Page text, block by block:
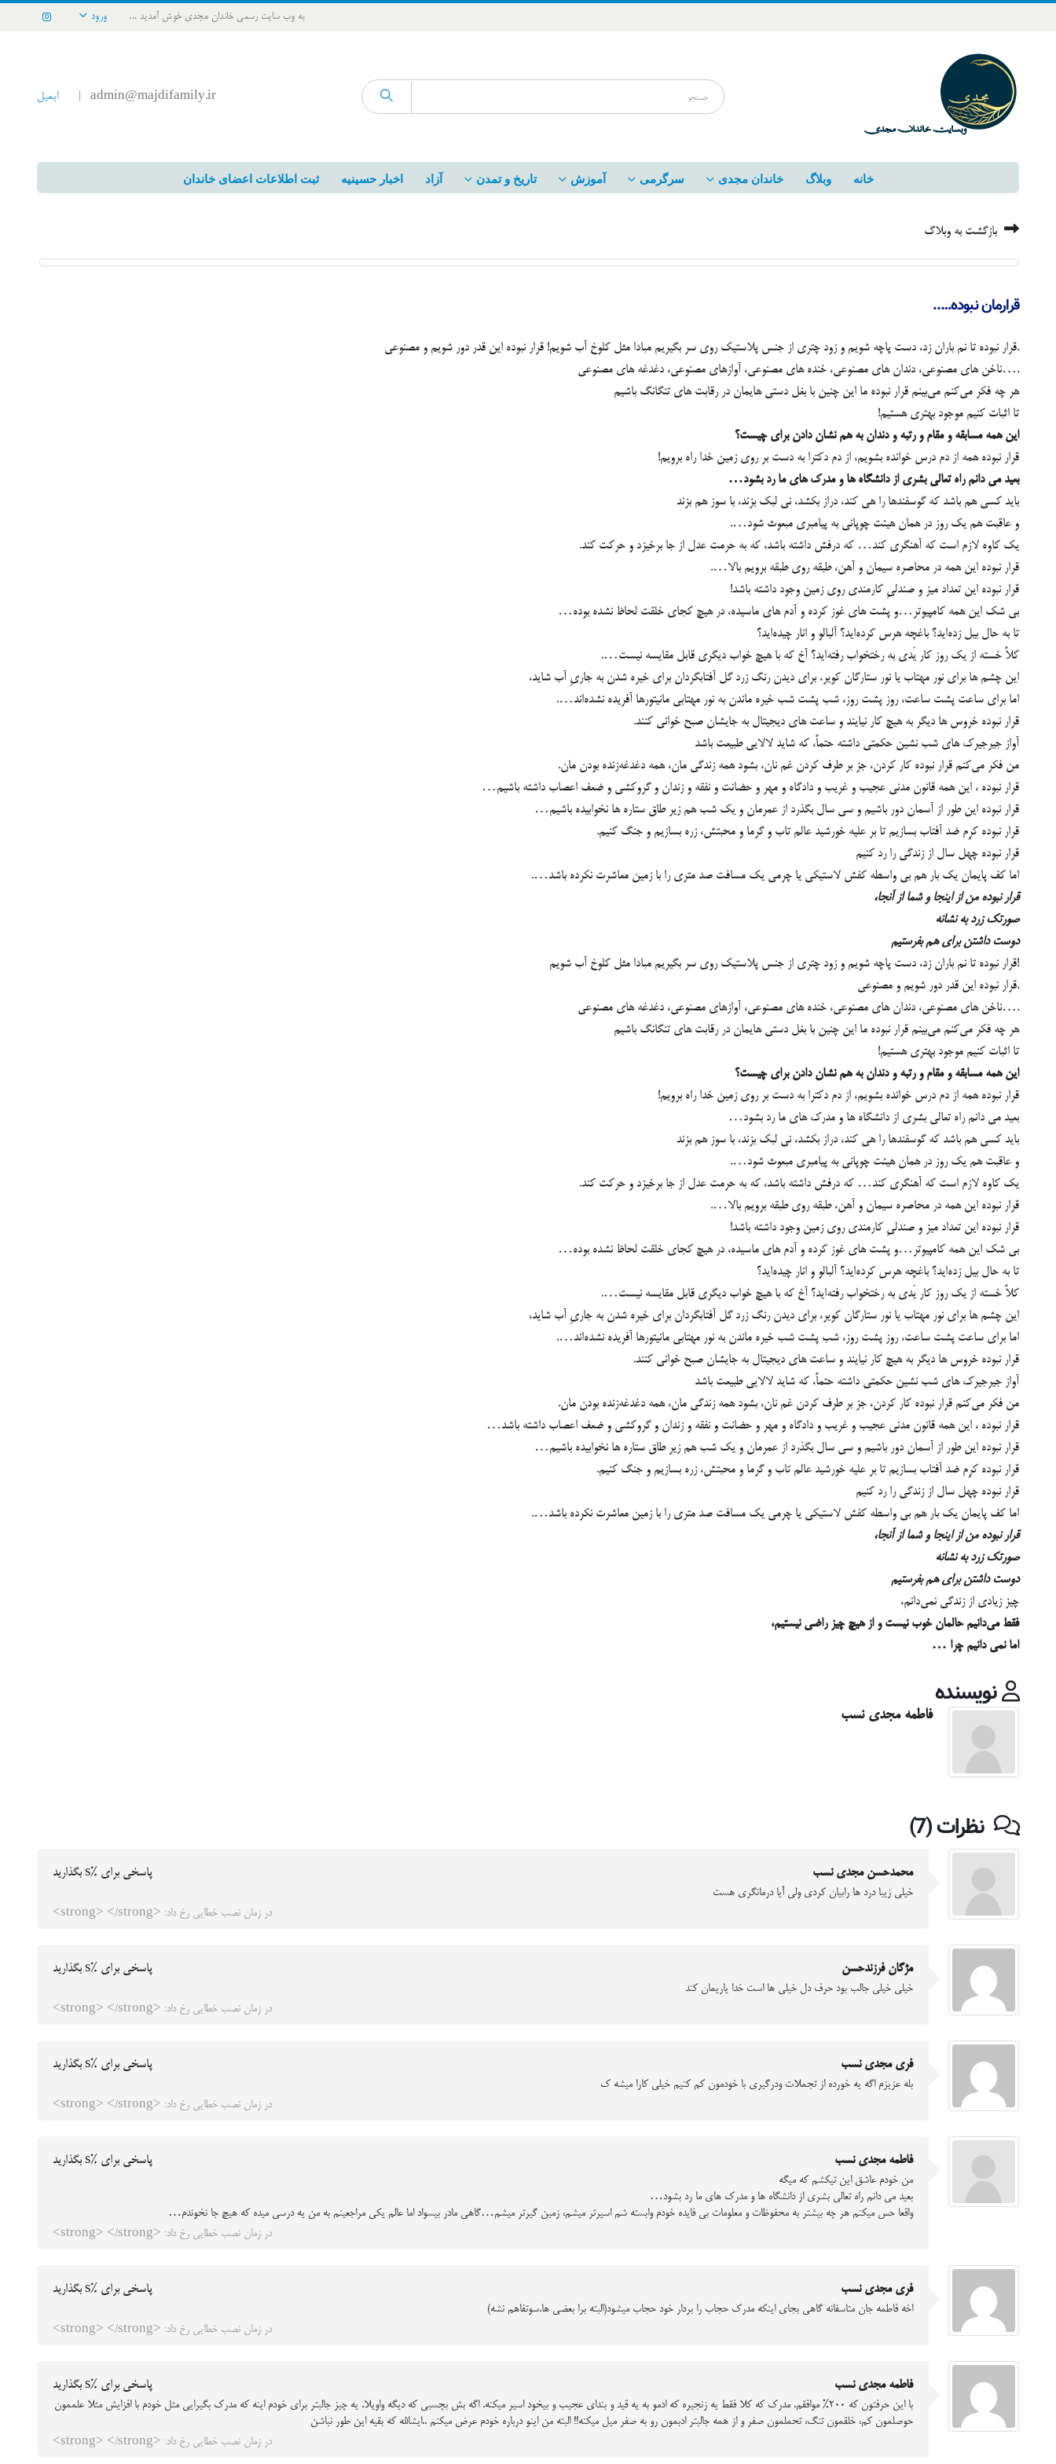
به وب سایت رسمی خاندان مجدی خوش آمدید ... ورود
admin@majdifamily.ir ایمیل
خانه وبلاگ خاندان مجدی سرگرمی آموزش تاریخ و تمدن آزاد اخبار حسینیه ثبت اطلاعات اعضای خاندان
بازگشت به وبلاگ
قرارمان نبوده…..
قرار نبوده تا نم باران زد، دست پاچه شویم و زود چتری از جنس پلاستیک روی سر‌ بگیریم مبادا مثل کلوخ آب شویم! قرار نبوده این قدر دور شویم و مصنوعی.
ناخن های مصنوعی، دندان های مصنوعی، خنده های مصنوعی، آواز‌های مصنوعی، دغدغه های مصنوعی….
هر چه فكر می‌کنم می‌بینم قرار نبوده ما این چنین با بغل دستی هایمان در رقابت های تنگانگ باشیم
تا اثبات کنیم موجود بهتری هستیم!
این همه مسابقه و مقام و رتبه و دندان به هم نشان دادن برای چیست؟
قرار نبوده همه از دم درس خوانده بشویم، از دم دکترا به دست بر روی زمین خدا راه برویم!
بعید می دانم راه تعالی بشری از دانشگاه ها و مدرک های ما رد بشود…
باید کسی هم باشد که گوسفندها را هی کند، دراز بکشد، نی لبک بزند، با سوز هم بزند
و عاقبت هم یک روز در همان هیئت چوپانی به پیامبری مبعوث شود….
یک کاوه لازم است که آهنگری کند… که درفش داشته باشد، که به حرمت عدل از جا برخیزد و حرکت کند.
قرار نبوده این ‌همه در محاصره سیمان و آهن، طبقه روی طبقه برویم بالا….
قرار نبوده این تعداد میز و صندلی‌ِ کارمندی روی زمین وجود داشته باشد!
بی شک این همه کامپیوتر…و پشت های غوز کرده و آدم های ماسیده، در هیچ کجای خلقت لحاظ نشده بوده…
تا به حال بیل زده‌اید؟ باغچه هرس کرده‌اید؟ آلبالو و انار چیده‌اید؟
کلاً خسته از یک روز کار یَدی به رختخواب رفته‌اید؟ آخ که با هیچ خواب دیگری قابل مقایسه نیست….
این چشم ها برای نور مهتاب یا نور ستارگان کویر،‌ برای دیدن رنگ زرد گل آفتابگردان برای خیره شدن به جاریِ آب شاید،
اما برای ساعت پشت ساعت، روز پشت روز، شب پشت شب خیره ماندن به نور مهتابی مانیتورها آفریده نشده‌اند….
قرار نبوده خروس ها دیگر به هیچ کار نیایند و ساعت های دیجیتال به ‌جایشان صبح خوانی کنند.
آواز جیرجیرک های شب نشین حکمتی داشته حتماً، که شاید لالایی طبیعت باشد
من فکر می‌کنم قرار نبوده کار کردن، جز بر طرف کردن غم نان، بشود همه زندگی مان، همه دغدغه‌زنده بودن مان.
قرار نبوده ، این همه قانون مدنی عجیب و غریب و دادگاه و مهر و حضانت و نفقه و زندان و گروکشی و ضعف اعصاب داشته باشیم…
قرار نبوده این طور از آسمان دور باشیم و سی‌ سال بگذرد از عمر‌مان و یک شب هم زیر طاق ستاره ها نخوابیده باشیم…
قرار نبوده کرِم ضد آفتاب بسازیم تا بر علیه خورشید عالم تاب و گرما و محبتش، زره بسازیم و جنگ کنیم.
قرار نبوده چهل سال از زندگی را رد کنیم
اما کف پایمان یک بار هم بی واسطه کفش لاستیکی یا چرمی یک مسافت صد متری را با زمین معاشرت نکرده باشد….
قرار نبوده من از اینجا و شما از آنجا،
صورتک زرد به نشانه
دوست داشتن برای هم بفرستیم
قرار نبوده تا نم باران زد، دست پاچه شویم و زود چتری از جنس پلاستیک روی سر‌ بگیریم مبادا مثل کلوخ آب شویم!
قرار نبوده این قدر دور شویم و مصنوعی.
ناخن های مصنوعی، دندان های مصنوعی، خنده های مصنوعی، آواز‌های مصنوعی، دغدغه های مصنوعی….
هر چه فكر می‌کنم می‌بینم قرار نبوده ما این چنین با بغل دستی هایمان در رقابت های تنگانگ باشیم
تا اثبات کنیم موجود بهتری هستیم!
این همه مسابقه و مقام و رتبه و دندان به هم نشان دادن برای چیست؟
قرار نبوده همه از دم درس خوانده بشویم، از دم دکترا به دست بر روی زمین خدا راه برویم!
بعید می دانم راه تعالی بشری از دانشگاه ها و مدرک های ما رد بشود…
باید کسی هم باشد که گوسفندها را هی کند، دراز بکشد، نی لبک بزند، با سوز هم بزند
و عاقبت هم یک روز در همان هیئت چوپانی به پیامبری مبعوث شود….
یک کاوه لازم است که آهنگری کند… که درفش داشته باشد، که به حرمت عدل از جا برخیزد و حرکت کند.
قرار نبوده این ‌همه در محاصره سیمان و آهن، طبقه روی طبقه برویم بالا….
قرار نبوده این تعداد میز و صندلی‌ِ کارمندی روی زمین وجود داشته باشد!
بی شک این همه کامپیوتر…و پشت های غوز کرده و آدم های ماسیده، در هیچ کجای خلقت لحاظ نشده بوده…
تا به حال بیل زده‌اید؟ باغچه هرس کرده‌اید؟ آلبالو و انار چیده‌اید؟
کلاً خسته از یک روز کار یَدی به رختخواب رفته‌اید؟ آخ که با هیچ خواب دیگری قابل مقایسه نیست….
این چشم ها برای نور مهتاب یا نور ستارگان کویر،‌ برای دیدن رنگ زرد گل آفتابگردان برای خیره شدن به جاریِ آب شاید،
اما برای ساعت پشت ساعت، روز پشت روز، شب پشت شب خیره ماندن به نور مهتابی مانیتورها آفریده نشده‌اند….
قرار نبوده خروس ها دیگر به هیچ کار نیایند و ساعت های دیجیتال به ‌جایشان صبح خوانی کنند.
آواز جیرجیرک های شب نشین حکمتی داشته حتماً، که شاید لالایی طبیعت باشد
من فکر می‌کنم قرار نبوده کار کردن، جز بر طرف کردن غم نان، بشود همه زندگی مان، همه دغدغه‌زنده بودن مان.
قرار نبوده ، این همه قانون مدنی عجیب و غریب و دادگاه و مهر و حضانت و نفقه و زندان و گروکشی و ضعف اعصاب داشته باشد…
قرار نبوده این طور از آسمان دور باشیم و سی‌ سال بگذرد از عمر‌مان و یک شب هم زیر طاق ستاره ها نخوابیده باشیم…
قرار نبوده کرِم ضد آفتاب بسازیم تا بر علیه خورشید عالم تاب و گرما و محبتش، زره بسازیم و جنگ کنیم.
قرار نبوده چهل سال از زندگی را رد کنیم
اما کف پایمان یک بار هم بی واسطه کفش لاستیکی یا چرمی یک مسافت صد متری را با زمین معاشرت نکرده باشد….
قرار نبوده من از اینجا و شما از آنجا،
صورتک زرد به نشانه
دوست داشتن برای هم بفرستیم
چیز زیادی از زندگی نمی‌دانم،
فقط می‌دانیم حالمان خوب نیست و از هیچ چیز راضی نیستیم،
اما نمی دانیم چرا …
نویسنده
فاطمه مجدی نسب
نظرات (7)
محمدحسن مجدی نسب پاسخی برای %s بگذارید
خیلی زیبا درد ها رابیان کردی ولی آیا درمانگری هست
در زمان نصب خطایی رخ داد: <strong> </strong>
مژگان فرزندحسن پاسخی برای %s بگذارید
خیلی خیلی جالب بود حرف دل خیلی ها است خدا یاریمان کند
در زمان نصب خطایی رخ داد: <strong> </strong>
فری مجدی نسب پاسخی برای %s بگذارید
بله عزیزم اگه یه خورده از تجملات ودرگیری با خودمون کم کنیم خیلی کارا میشه ک
در زمان نصب خطایی رخ داد: <strong> </strong>
فاطمه مجدی نسب پاسخی برای %s بگذارید
من خودم عاشق این تیکشم که میگه
بعید می دانم راه تعالی بشری از دانشگاه ها و مدرک های ما رد بشود…
واقعا حس میکنم هر چه بیشتر به محفوظات و معلومات بی فایده خودم وابسته شم اسیرتر میشم، زمین گیرتر میشم…گاهی مادر بیسواد اما عالم یکی مراجعینم به من یه درسی میده که هیچ جا نخوندم…
در زمان نصب خطایی رخ داد: <strong> </strong>
فری مجدی نسب پاسخی برای %s بگذارید
اخه فاطمه جان متاسفانه گاهی بجای اینکه مدرک حجاب را بردار خود حجاب میشود(البته برا بعضی ها.سوتفاهم نشه)
در زمان نصب خطایی رخ داد: <strong> </strong>
فاطمه مجدی نسب پاسخی برای %s بگذارید
با این حرفتون که 200% موافقم. مدرک که کلا فقط یه زنجیره که ادمو به یه قید و بندای عجیب و بیخود اسیر میکنه. اگه بش بچسبی که دیگه واویلا. یه چیز جالبتر برای خودم اینه که مدرک بگیرایی مثل خودم با افزایش مثلا علممون
حوصلمون کم، خلقمون تنگ، تحملمون صفر و از همه جالبتر ادبمون رو به صفر میل میکنه!! البته من اینو درباره خودم عرض میکنم ..ایشالله که بقیه این طور نباشن
در زمان نصب خطایی رخ داد: <strong> </strong>